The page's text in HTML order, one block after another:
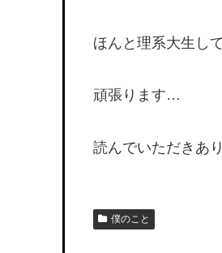
ほんと理系大生して
頑張ります…
読んでいただきあ
僕のこと